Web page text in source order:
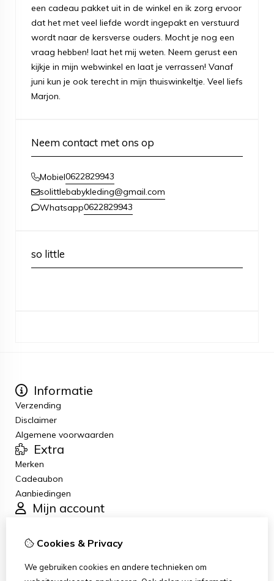
een cadeau pakket uit in de winkel en ik zorg ervoor
dat het met veel liefde wordt ingepakt en verstuurd
wordt naar de kersverse ouders. Mocht je nog een
vraag hebben! laat het mij weten. Neem gerust een
kijkje in mijn webwinkel en laat je verrassen! Vanaf
juni kun je ook terecht in mijn thuiswinkeltje. Veel liefs
Marjon.
Neem contact met ons op
Mobiel0622829943
solittlebabykleding@gmail.com
Whatsapp0622829943
so little
Informatie
Verzending
Disclaimer
Algemene voorwaarden
Extra
Merken
Cadeaubon
Aanbiedingen
Mijn account
Bestelhistorie
Klantenservice
Cookies & Privacy
We gebruiken cookies en andere technieken om